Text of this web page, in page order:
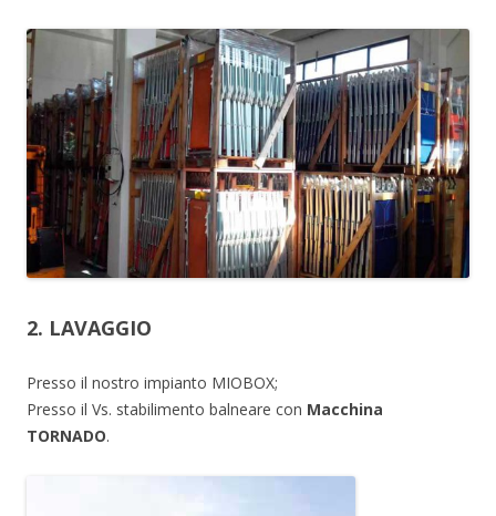
2. LAVAGGIO
Presso il nostro impianto MIOBOX;
Presso il Vs. stabilimento balneare con Macchina
TORNADO.